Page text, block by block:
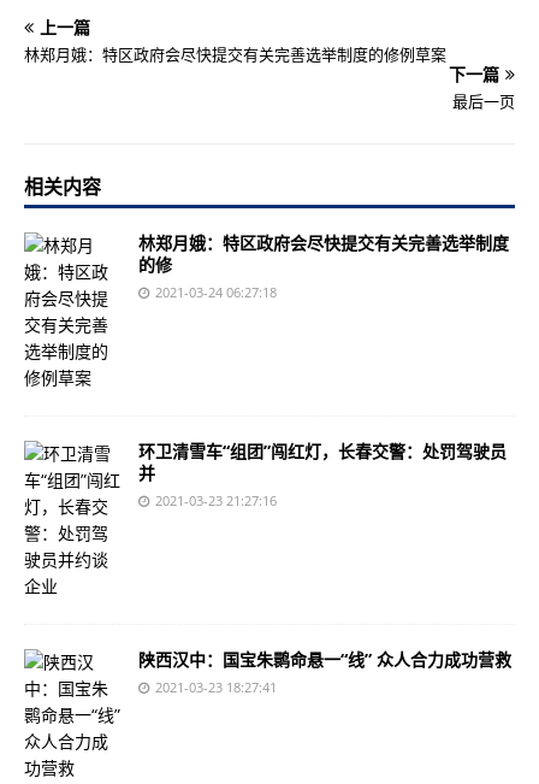
上一篇
林郑月娥：特区政府会尽快提交有关完善选举制度的修例草案
下一篇
最后一页
相关内容
林郑月娥：特区政府会尽快提交有关完善选举制度
的修
2021-03-24 06:27:18
环卫清雪车“组团”闯红灯，长春交警：处罚驾驶员
并
2021-03-23 21:27:16
陕西汉中：国宝朱鹮命悬一“线” 众人合力成功营救
2021-03-23 18:27:41